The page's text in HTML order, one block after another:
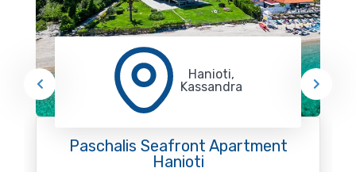
Hanioti,
Kassandra
Paschalis Seafront Apartment
Hanioti